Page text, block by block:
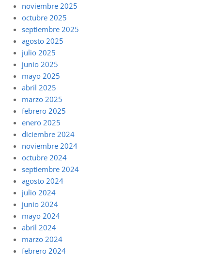
noviembre 2025
octubre 2025
septiembre 2025
agosto 2025
julio 2025
junio 2025
mayo 2025
abril 2025
marzo 2025
febrero 2025
enero 2025
diciembre 2024
noviembre 2024
octubre 2024
septiembre 2024
agosto 2024
julio 2024
junio 2024
mayo 2024
abril 2024
marzo 2024
febrero 2024